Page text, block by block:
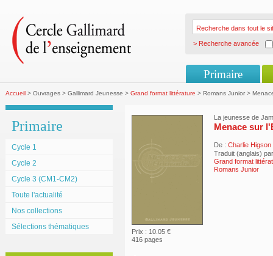
> Recherche avancée
Primaire
Accueil > Ouvrages > Gallimard Jeunesse > Grand format littérature > Romans Junior >
Primaire
Cycle 1
Cycle 2
Cycle 3 (CM1-CM2)
Toute l'actualité
Nos collections
Sélections thématiques
Prix : 10.05 €
416 pages
La jeunesse de
Menace sur
De : Charlie Higson
Traduit (anglais)
Grand format
Romans Junior